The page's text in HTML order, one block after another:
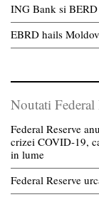
ING Bank si
EBRD hails
Noutati Federal
Federal Reserve
crizei COVID-19,
in lume
Federal Reserve